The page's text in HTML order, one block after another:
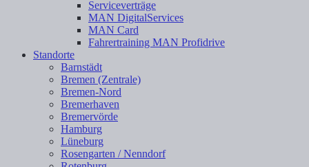
Serviceverträge
MAN DigitalServices
MAN Card
Fahrertraining MAN Profidrive
Standorte
Barnstädt
Bremen (Zentrale)
Bremen-Nord
Bremerhaven
Bremervörde
Hamburg
Lüneburg
Rosengarten / Nenndorf